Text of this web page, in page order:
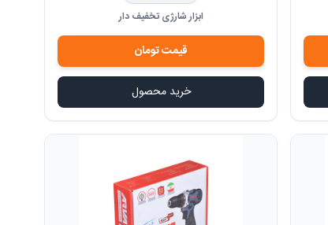
ابزار شارژی تخفیف دار
قیمتتومان
خرید محصول